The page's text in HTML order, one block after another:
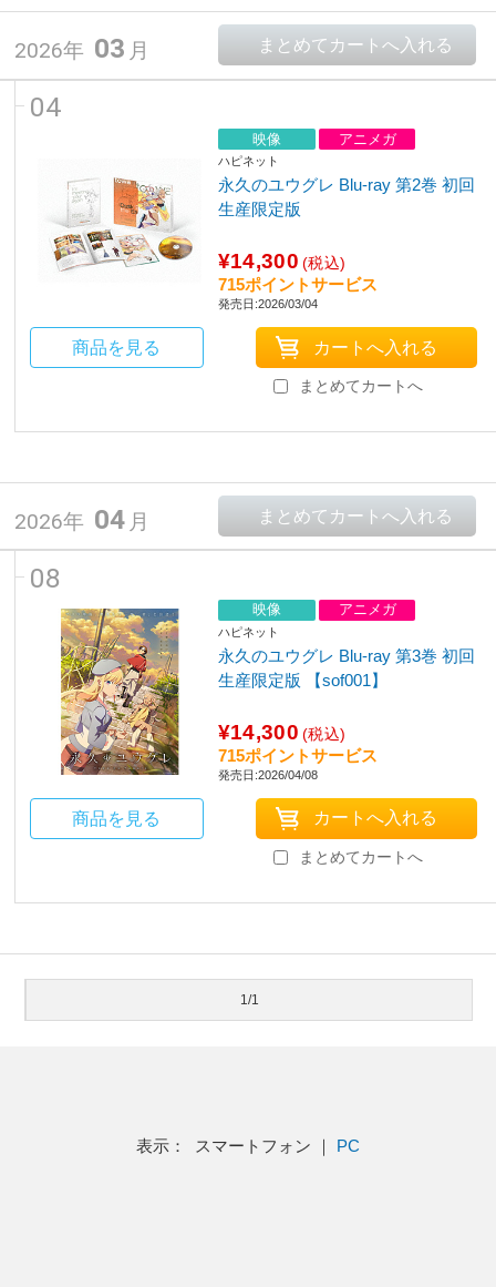
2026年 03 月
04
映像 アニメガ
ハピネット
永久のユウグレ Blu-ray 第2巻 初回
生産限定版
¥14,300 (税込)
715ポイントサービス
発売日:2026/03/04
商品を見る
まとめてカートへ
2026年 04 月
08
映像 アニメガ
ハピネット
永久のユウグレ Blu-ray 第3巻 初回
生産限定版 【sof001】
¥14,300 (税込)
715ポイントサービス
発売日:2026/04/08
商品を見る
まとめてカートへ
1/1
表示： スマートフォン ｜ PC